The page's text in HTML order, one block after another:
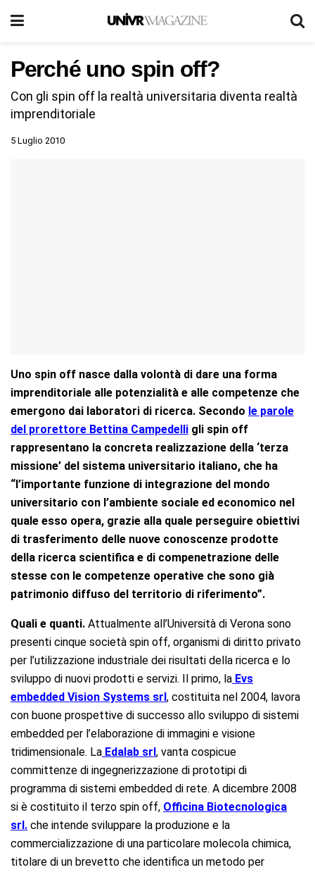
Perché uno spin off?
Con gli spin off la realtà universitaria diventa realtà
imprenditoriale
5 Luglio 2010
Uno spin off nasce dalla volontà di dare una forma
imprenditoriale alle potenzialità e alle competenze che
emergono dai laboratori di ricerca. Secondo le parole
del prorettore Bettina Campedelli gli spin off
rappresentano la concreta realizzazione della ‘terza
missione’ del sistema universitario italiano, che ha
“l’importante funzione di integrazione del mondo
universitario con l’ambiente sociale ed economico nel
quale esso opera, grazie alla quale perseguire obiettivi
di trasferimento delle nuove conoscenze prodotte
della ricerca scientifica e di compenetrazione delle
stesse con le competenze operative che sono già
patrimonio diffuso del territorio di riferimento”.
Quali e quanti. Attualmente all’Università di Verona sono
presenti cinque società spin off, organismi di diritto privato
per l’utilizzazione industriale dei risultati della ricerca e lo
sviluppo di nuovi prodotti e servizi. Il primo, la Evs
embedded Vision Systems srl, costituita nel 2004, lavora
con buone prospettive di successo allo sviluppo di sistemi
embedded per l’elaborazione di immagini e visione
tridimensionale. La Edalab srl, vanta cospicue
committenze di ingegnerizzazione di prototipi di
programma di sistemi embedded di rete. A dicembre 2008
si è costituito il terzo spin off, Officina Biotecnologica
srl. che intende sviluppare la produzione e la
commercializzazione di una particolare molecola chimica,
titolare di un brevetto che identifica un metodo per